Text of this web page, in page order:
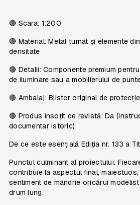
🔴 Scara: 1:200
🔴 Material: Metal turnat și elemente
densitate
🔴 Detalii: Componente premium
de iluminare sau a mobilierului de
🔴 Ambalaj: Blister original de
🔴 Produs însoțit de revistă: Da
documentar istoric)
De ce este esențială Ediția nr. 133 a
Punctul culminant al proiectului:
contribuie la aspectul final,
sentiment de mândrie oricărui
drum lung.